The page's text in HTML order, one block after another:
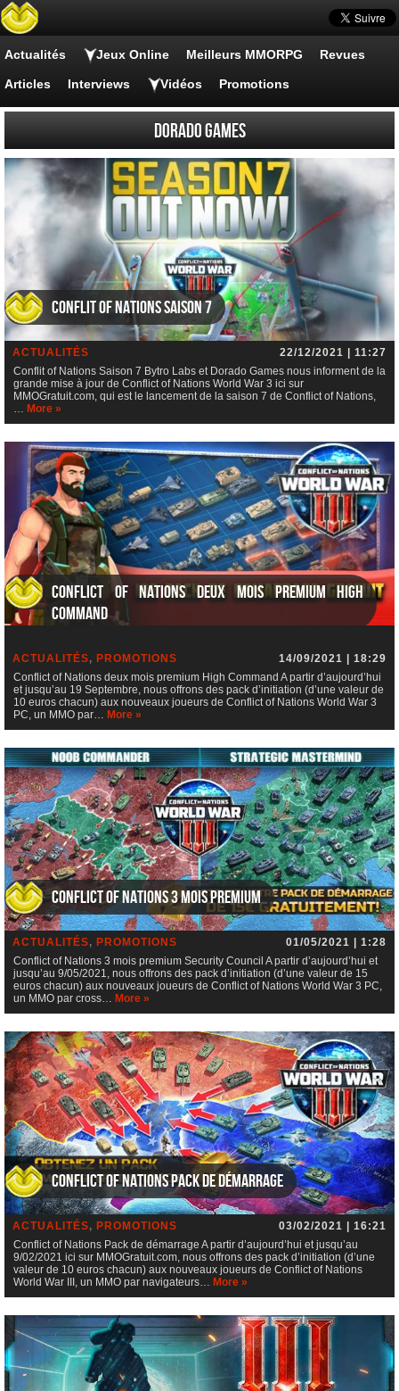
Actualités Jeux Online Meilleurs MMORPG Revues
Articles Interviews Vidéos Promotions
Dorado Games
Conflit of Nations Saison 7
ACTUALITÉS
22/12/2021 | 11:27
Conflit of Nations Saison 7 Bytro Labs et Dorado Games nous informent de la
grande mise à jour de Conflict of Nations World War 3 ici sur
MMOGratuit.com, qui est le lancement de la saison 7 de Conflict of Nations,
… More »
Conflict of Nations deux mois premium High
Command
ACTUALITÉS, PROMOTIONS
14/09/2021 | 18:29
Conflict of Nations deux mois premium High Command A partir d’aujourd’hui
et jusqu’au 19 Septembre, nous offrons des pack d’initiation (d’une valeur de
10 euros chacun) aux nouveaux joueurs de Conflict of Nations World War 3
PC, un MMO par… More »
Conflict of Nations 3 mois premium
ACTUALITÉS, PROMOTIONS
01/05/2021 | 1:28
Conflict of Nations 3 mois premium Security Council A partir d’aujourd’hui et
jusqu’au 9/05/2021, nous offrons des pack d’initiation (d’une valeur de 15
euros chacun) aux nouveaux joueurs de Conflict of Nations World War 3 PC,
un MMO par cross… More »
Conflict of Nations Pack de démarrage
ACTUALITÉS, PROMOTIONS
03/02/2021 | 16:21
Conflict of Nations Pack de démarrage A partir d’aujourd’hui et jusqu’au
9/02/2021 ici sur MMOGratuit.com, nous offrons des pack d’initiation (d’une
valeur de 10 euros chacun) aux nouveaux joueurs de Conflict of Nations
World War III, un MMO par navigateurs… More »